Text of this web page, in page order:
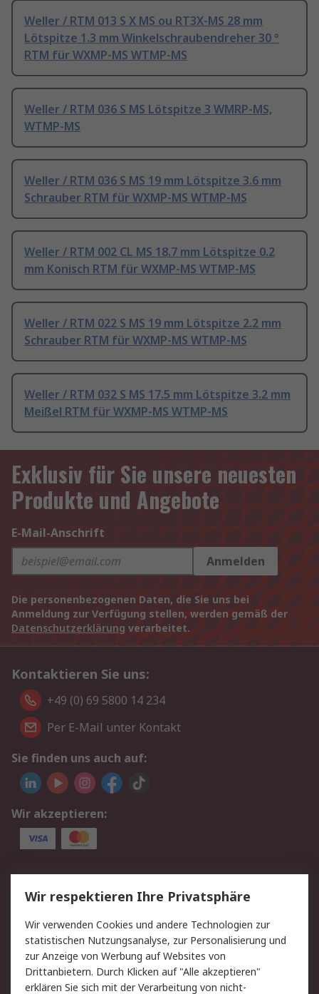
Weller / RTM 013 S X MS ou RT3X-MS 28 mm
Lötspitze 1.3 mm Winkelschraubendreher 30 °
RTM für WXMP-MS WTMP-MS
Weller / RTM 036 S MS Lötspitze 3 WMRP-MS,
WTMP-MS
Weller / RTM 036 S MS 19 mm Lötspitze 3.6 mm
Schrauber RTM für WXMP-MS WTMP-MS
Weller / RTM 002 CL MS 18.7 mm Lötspitze 0.2
mm Konisch RTM für WXMP-MS WTMP-MS
Weller / RTM 022 S MS 19 mm Lötspitze 2.2 mm
Schrauber RTM für WXMP-MS WTMP-MS
Weller / RTM 032 S MS 17.5 mm Lötspitze 3.2 mm
Meißel RTM für WXMP-MS WTMP-MS
Exklusiv für Sie unsere neuesten
Produkte und Angebote
E-Mail-Anschrift
Anmelden
Die personenbezogenen Daten, die Sie uns bei
Anmeldung zur Verfügung stellen, werden gemäß der
Datenschutzerklärung verarbeitet.
Kontaktieren Sie uns:
+49 (0) 69 5800 14 234
Per E-Mail unter Kontakt
Sie finden uns auch auf:
Wir akzeptieren:
Service
Value Added Services
Lieferlösungen
Rücksendungen
Kontakt
Hilfe
Privatkunden
Rechtliches
Wir respektieren Ihre Privatsphäre
Wir verwenden Cookies und andere Technologien zur
statistischen Nutzungsanalyse, zur Personalisierung und
zur Anzeige von Werbung auf Websites von
Drittanbietern. Durch Klicken auf "Alle akzeptieren"
erklären Sie sich mit der Verarbeitung von nicht-